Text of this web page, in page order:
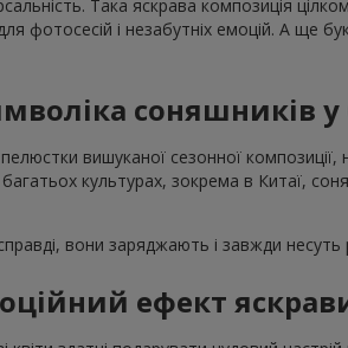
Така яскрава композиція
фотосесій і незабутніх емоцій. А ще
соняшників у
вишуканої сезонної
культурах, зокрема в Китаї,
вони заряджають і завжди
ефект